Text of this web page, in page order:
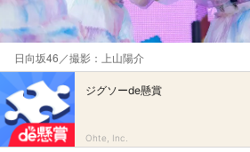
日向坂46／撮影：上山陽介
ジグソーde懸賞
Ohte, Inc.